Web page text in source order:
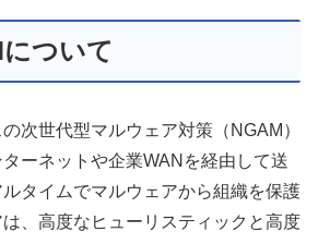
ついて
次世代型マルウェア対策（NGAM）
ーネットや企業WANを経由して送
タイムでマルウェアから組織を保護
、高度なヒューリスティックと高度